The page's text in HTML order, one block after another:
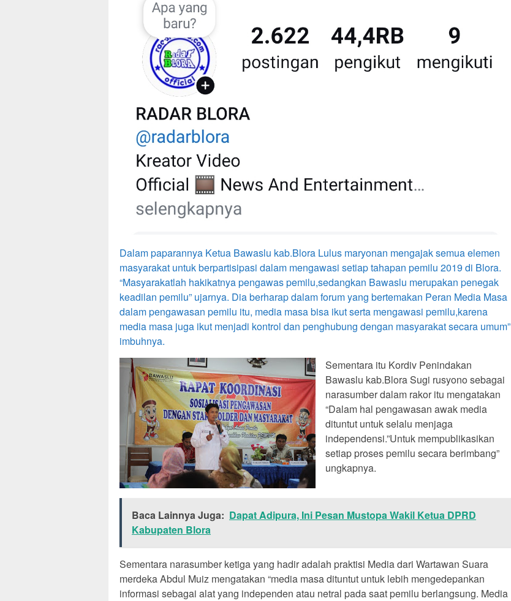
Dalam paparannya Ketua Bawaslu kab.Blora Lulus maryonan mengajak semua elemen
masyarakat untuk berpartisipasi dalam mengawasi setiap tahapan pemilu 2019 di Blora.
“Masyarakatlah hakikatnya pengawas pemilu,sedangkan Bawaslu merupakan penegak
keadilan pemilu” ujarnya. Dia berharap dalam forum yang bertemakan Peran Media Masa
dalam pengawasan pemilu itu, media masa bisa ikut serta mengawasi pemilu,karena
media masa juga ikut menjadi kontrol dan penghubung dengan masyarakat secara umum”
imbuhnya.
Sementara itu Kordiv Penindakan
Bawaslu kab.Blora Sugi rusyono sebagai
narasumber dalam rakor itu mengatakan
“Dalam hal pengawasan awak media
dituntut untuk selalu menjaga
independensi.”Untuk mempublikasikan
setiap proses pemilu secara berimbang”
ungkapnya.
Baca Lainnya Juga: Dapat Adipura, Ini Pesan Mustopa Wakil Ketua DPRD
Kabupaten Blora
Sementara narasumber ketiga yang hadir adalah praktisi Media dari Wartawan Suara
merdeka Abdul Muiz mengatakan “media masa dituntut untuk lebih mengedepankan
informasi sebagai alat yang independen atau netral pada saat pemilu berlangsung. Media